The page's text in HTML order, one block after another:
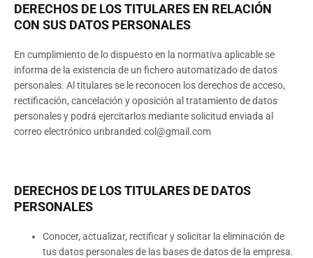
DERECHOS DE LOS TITULARES EN RELACIÓN
CON SUS DATOS PERSONALES
En cumplimiento de lo dispuesto en la normativa aplicable se
informa de la existencia de un fichero automatizado de datos
personales. Al titulares se le reconocen los derechos de acceso,
rectificación, cancelación y oposición al tratamiento de datos
personales y podrá ejercitarlos mediante solicitud enviada al
correo electrónico unbranded.col@gmail.com
DERECHOS DE LOS TITULARES DE DATOS
PERSONALES
Conocer, actualizar, rectificar y solicitar la eliminación de
tus datos personales de las bases de datos de la empresa.